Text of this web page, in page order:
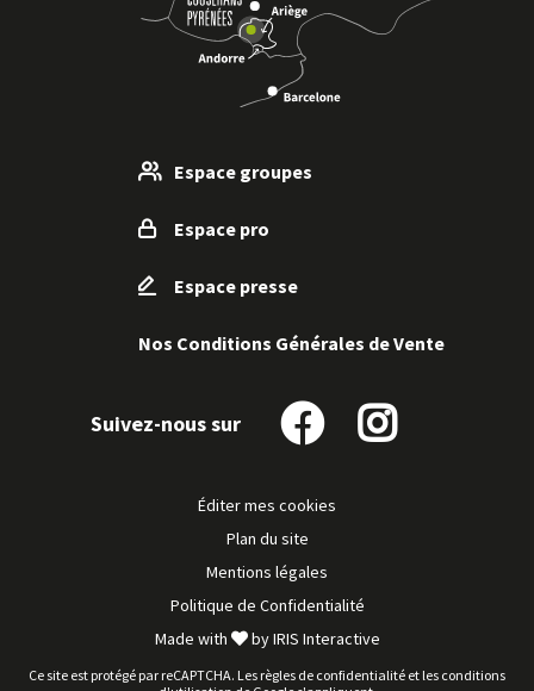
Espace groupes
Espace pro
Espace presse
Nos Conditions Générales de Vente
Suivez-nous sur
Suivez-
Suivez-
Éditer mes cookies
Plan du site
Mentions légales
Politique de Confidentialité
Made with
byIRIS Interactive
Ce site est protégé par reCAPTCHA. Les règles de confidentialité et les conditions